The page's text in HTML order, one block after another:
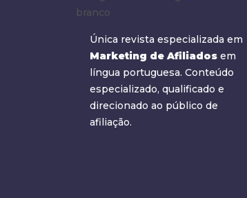
Única revista especializada em
Marketing de Afiliados em
língua portuguesa. Conteúdo
especializado, qualificado e
direcionado ao público de
afiliação.